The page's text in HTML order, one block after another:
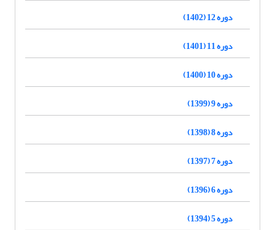
دوره 12 (1402)
دوره 11 (1401)
دوره 10 (1400)
دوره 9 (1399)
دوره 8 (1398)
دوره 7 (1397)
دوره 6 (1396)
دوره 5 (1394)